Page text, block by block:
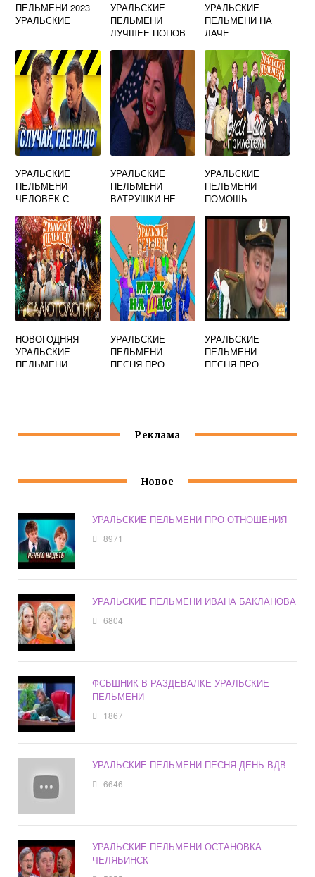
ПЕЛЬМЕНИ 2023
УРАЛЬСКИЕ
УРАЛЬСКИЕ
ПЕЛЬМЕНИ
ЛУЧШЕЕ ПОПОВ
УРАЛЬСКИЕ
ПЕЛЬМЕНИ НА
ДАЧЕ
УРАЛЬСКИЕ
ПЕЛЬМЕНИ
ЧЕЛОВЕК С
МАНДАРИНОВ
УРАЛЬСКИЕ
ПЕЛЬМЕНИ
ВАТРУШКИ НЕ
УРАЛЬСКИЕ
ПЕЛЬМЕНИ
ПОМОЩЬ
НОВОГОДНЯЯ
УРАЛЬСКИЕ
ПЕЛЬМЕНИ
УРАЛЬСКИЕ
ПЕЛЬМЕНИ
ПЕСНЯ ПРО
УРАЛЬСКИЕ
ПЕЛЬМЕНИ
ПЕСНЯ ПРО
Реклама
Новое
УРАЛЬСКИЕ ПЕЛЬМЕНИ ПРО ОТНОШЕНИЯ
8971
УРАЛЬСКИЕ ПЕЛЬМЕНИ ИВАНА БАКЛАНОВА
6804
ФСБШНИК В РАЗДЕВАЛКЕ УРАЛЬСКИЕ
ПЕЛЬМЕНИ
1867
УРАЛЬСКИЕ ПЕЛЬМЕНИ ПЕСНЯ ДЕНЬ ВДВ
6646
УРАЛЬСКИЕ ПЕЛЬМЕНИ ОСТАНОВКА
ЧЕЛЯБИНСК